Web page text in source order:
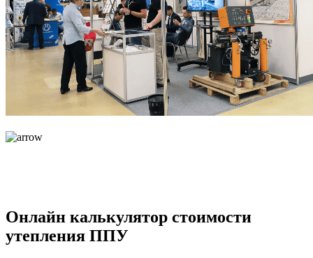
Онлайн калькулятор стоимости
утепления ППУ